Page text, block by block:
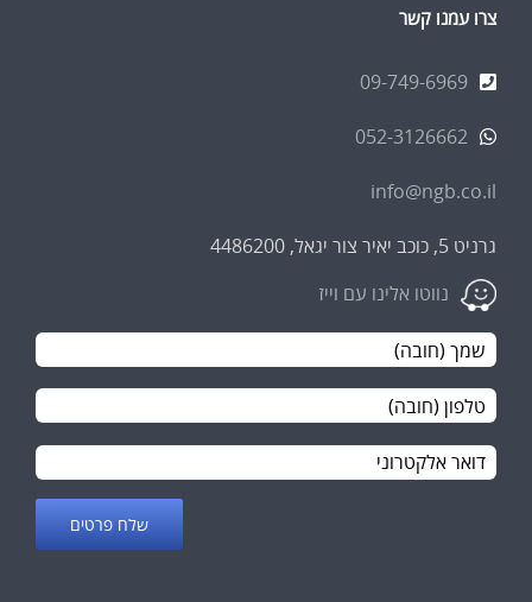
צרו עמנו קשר
09-749-6969
052-3126662
info@ngb.co.il
גרניט 5, כוכב יאיר צור יגאל, 4486200
נווטו אלינו עם וייז
Email